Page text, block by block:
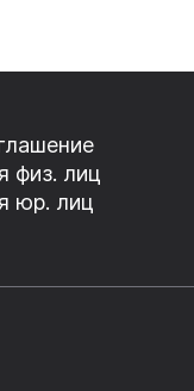
физ. лиц
юр. лиц